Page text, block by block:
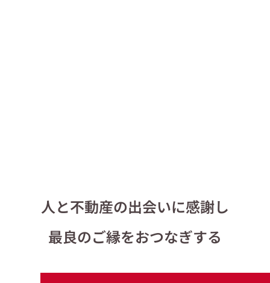
人と不動産の出会いに感謝し
最良のご縁をおつなぎする